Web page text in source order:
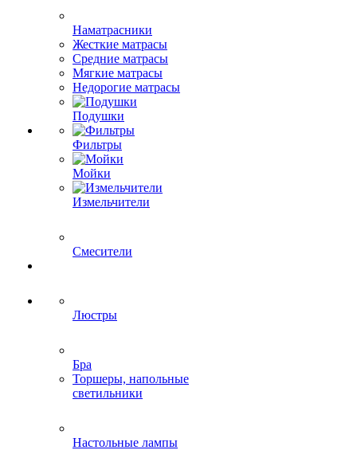
Наматрасники
Жесткие матрасы
Средние матрасы
Мягкие матрасы
Недорогие матрасы
Подушки
Фильтры
Мойки
Измельчители
Смесители
Люстры
Бра
Торшеры, напольные
светильники
Настольные лампы